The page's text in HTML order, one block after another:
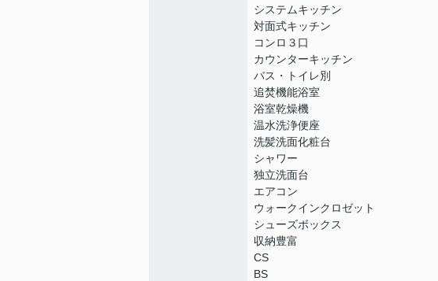
システムキッチン
対面式キッチン
コンロ３口
カウンターキッチン
バス・トイレ別
追焚機能浴室
浴室乾燥機
温水洗浄便座
洗髪洗面化粧台
シャワー
独立洗面台
エアコン
ウォークインクロゼット
シューズボックス
収納豊富
CS
BS